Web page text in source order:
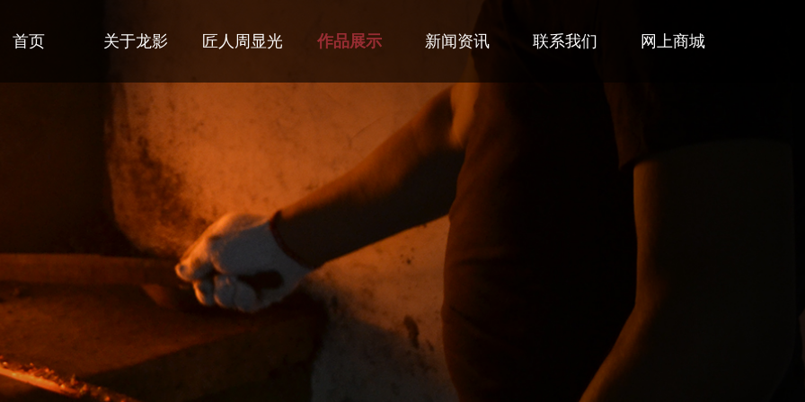
首页 关于龙影 匠人周显光 作品展示 新闻资讯 联系我们 网上商城